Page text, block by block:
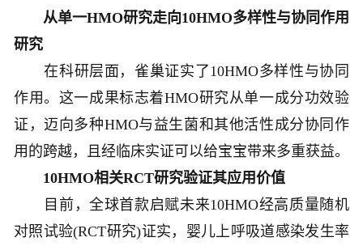
从单一HMO研究走向10HMO多样性与协同作用
研究
在科研层面，雀巢证实了10HMO多样性与协同
作用。这一成果标志着HMO研究从单一成分功效验
证，迈向多种HMO与益生菌和其他活性成分协同作
用的跨越，且经临床实证可以给宝宝带来多重获益。
10HMO相关RCT研究验证其应用价值
目前，全球首款启赋未来10HMO经高质量随机
对照试验(RCT研究)证实，婴儿上呼吸道感染发生率